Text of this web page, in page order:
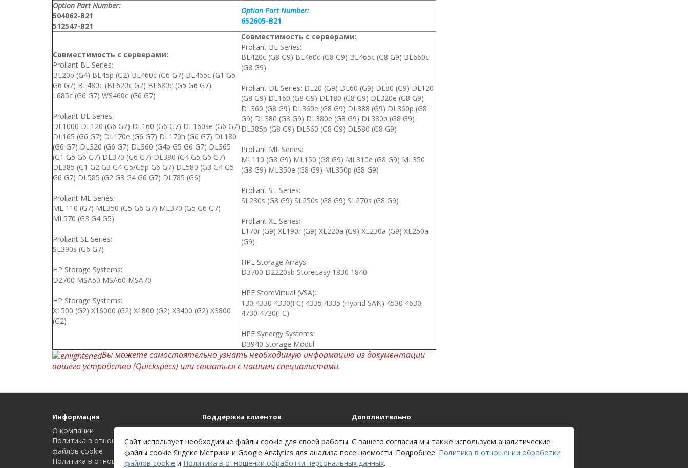
Option Part Number:
504062-B21
512547-B21
Option Part Number:
652605-B21
Совместимость с серверами:
Proliant BL Series:
BL20p (G4) BL45p (G2) BL460c (G6 G7) BL465c (G1 G5
G6 G7) BL480c (BL620c G7) BL680c (G5 G6 G7)
L685c (G6 G7) WS460c (G6 G7)
Proliant DL Series:
DL1000 DL120 (G6 G7) DL160 (G6 G7) DL160se (G6 G7)
DL165 (G6 G7) DL170e (G6 G7) DL170h (G6 G7) DL180
(G6 G7) DL320 (G6 G7) DL360 (G4p G5 G6 G7) DL365
(G1 G5 G6 G7) DL370 (G6 G7) DL380 (G4 G5 G6 G7)
DL385 (G1 G2 G3 G4 G5/G5p G6 G7) DL580 (G3 G4 G5
G6 G7) DL585 (G2 G3 G4 G6 G7) DL785 (G6)
Proliant ML Series:
ML 110 (G7) ML350 (G5 G6 G7) ML370 (G5 G6 G7)
ML570 (G3 G4 G5)
Proliant SL Series:
SL390s (G6 G7)
HP Storage Systems:
D2700 MSA50 MSA60 MSA70
HP Storage Systems:
X1500 (G2) X16000 (G2) X1800 (G2) X3400 (G2) X3800
(G2)
Совместимость с серверами:
Proliant BL Series:
BL420c (G8 G9) BL460c (G8 G9) BL465c (G8 G9) BL660c
(G8 G9)
Proliant DL Series: DL20 (G9) DL60 (G9) DL80 (G9) DL120
(G8 G9) DL160 (G8 G9) DL180 (G8 G9) DL320e (G8 G9)
DL360 (G8 G9) DL360e (G8 G9) DL388 (G9) DL360p (G8
G9) DL380 (G8 G9) DL380e (G8 G9) DL380p (G8 G9)
DL385p (G8 G9) DL560 (G8 G9) DL580 (G8 G9)
Proliant ML Series:
ML110 (G8 G9) ML150 (G8 G9) ML310e (G8 G9) ML350
(G8 G9) ML350e (G8 G9) ML350p (G8 G9)
Proliant SL Series:
SL230s (G8 G9) SL250s (G8 G9) SL270s (G8 G9)
Proliant XL Series:
L170r (G9) XL190r (G9) XL220a (G9) XL230a (G9) XL250a
(G9)
HPE Storage Arrays:
D3700 D2220sb StoreEasy 1830 1840
HPE StoreVirtual (VSA):
130 4330 4330(FC) 4335 4335 (Hybrid SAN) 4530 4630
4730 4730(FC)
HPE Synergy Systems:
D3940 Storage Modul
Вы можете самостоятельно узнать необходимую информацию из документации
вашего устройства (Quickspecs) или связаться с нашими специалистами.
Информация
О компании
Политика в отношении обработки
файлов cookie
Политика в отношении обработки
Поддержка клиентов
Связаться с нами
Карта сайта
Дополнительно
Бренды
Сайт использует необходимые файлы cookie для своей работы. С вашего согласия мы также используем аналитические
файлы cookie Яндекс Метрики и Google Analytics для анализа посещаемости. Подробнее: Политика в отношении обработки
файлов cookie и Политика в отношении обработки персональных данных.